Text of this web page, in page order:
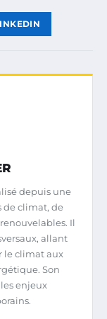
depuis une
de climat, de
Il
allant
le climat aux
Son
enjeux